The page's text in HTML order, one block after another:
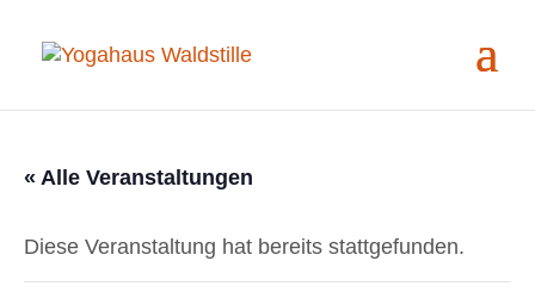
« Alle Veranstaltungen
Diese Veranstaltung hat bereits stattgefunden.